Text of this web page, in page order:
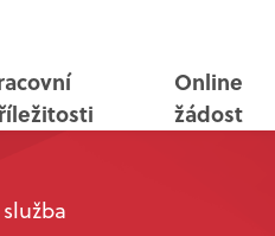
Online
žádost